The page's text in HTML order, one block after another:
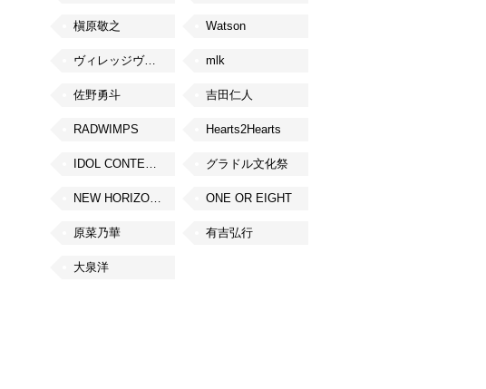
槇原敬之 Watson
ヴィレッジヴァンガード mlk
佐野勇斗 吉田仁人
RADWIMPS Hearts2Hearts
IDOL CONTENT EXPO グラドル文化祭
NEW HORIZON FEST ONE OR EIGHT
原菜乃華 有吉弘行
大泉洋